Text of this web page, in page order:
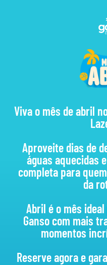
Viva o mês de abril
Aproveite dias de
águas aquecidas
completa para
da
Abril é o mês
Ganso com mais
momentos
Reserve agora e